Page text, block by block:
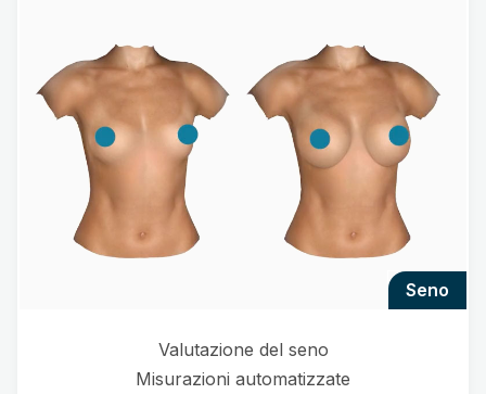
seno
Valutazione del seno
Misurazioni automatizzate